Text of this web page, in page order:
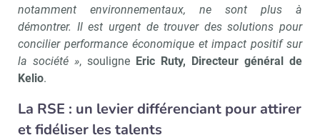
notamment environnementaux, ne sont plus à
démontrer. Il est urgent de trouver des solutions pour
concilier performance économique et impact positif sur
la société », souligne Eric Ruty, Directeur général de
Kelio.
La RSE : un levier différenciant pour attirer
et fidéliser les talents